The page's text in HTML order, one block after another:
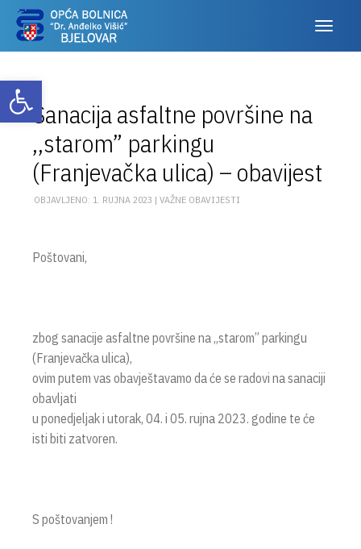
Otvori alatnu traku
Sanacija asfaltne površine na
,,starom” parkingu
(Franjevačka ulica) – obavijest
OBJAVLJENO: 1. RUJNA 2023 | VAŽNE OBAVIJESTI
Poštovani,
zbog sanacije asfaltne površine na ,,starom” parkingu
(Franjevačka ulica),
ovim putem vas obavještavamo da će se radovi na sanaciji
obavljati
u ponedjeljak i utorak, 04. i 05. rujna 2023. godine te će
isti biti zatvoren.
S poštovanjem !